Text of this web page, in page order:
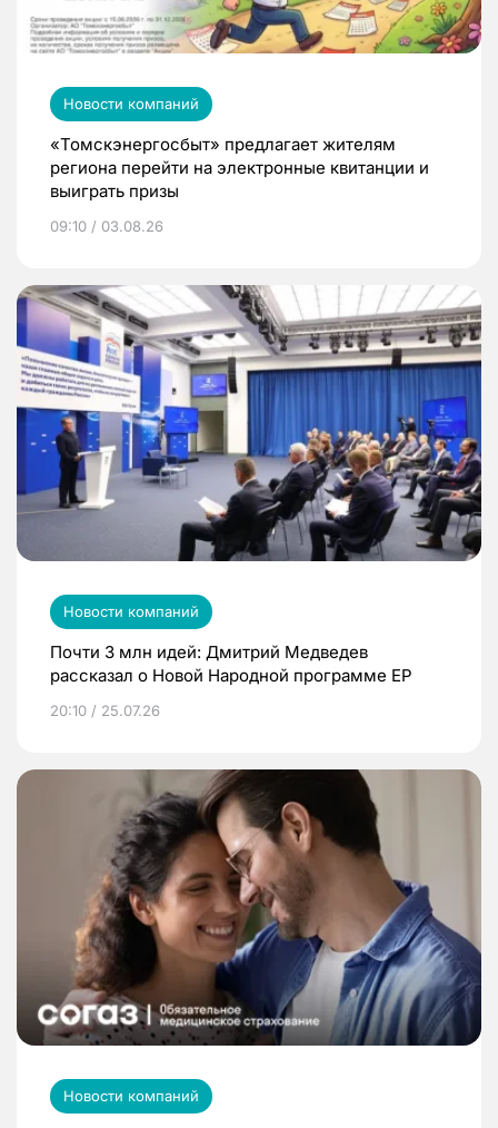
Новости компаний
«Томскэнергосбыт» предлагает жителям
региона перейти на электронные квитанции и
выиграть призы
09:10 / 03.08.26
Новости компаний
Почти 3 млн идей: Дмитрий Медведев
рассказал о Новой Народной программе ЕР
20:10 / 25.07.26
Новости компаний